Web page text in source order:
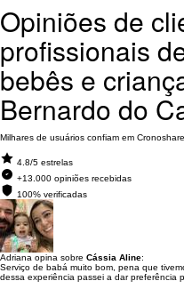
Opiniões de
profissionais
bebês e
Bernardo do
Milhares de usuários confiam em
4.8/5 estrelas
+13.000 opiniões recebidas
100% verificadas
Adriana opina sobre Cássia Aline:
Serviço de babá muito bom, pena que
dessa experiência passei a dar preferência